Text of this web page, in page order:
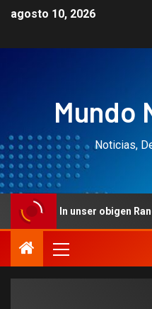
agosto 10, 2026
Mundo
Noticias,
unser obigen Ranglisten,